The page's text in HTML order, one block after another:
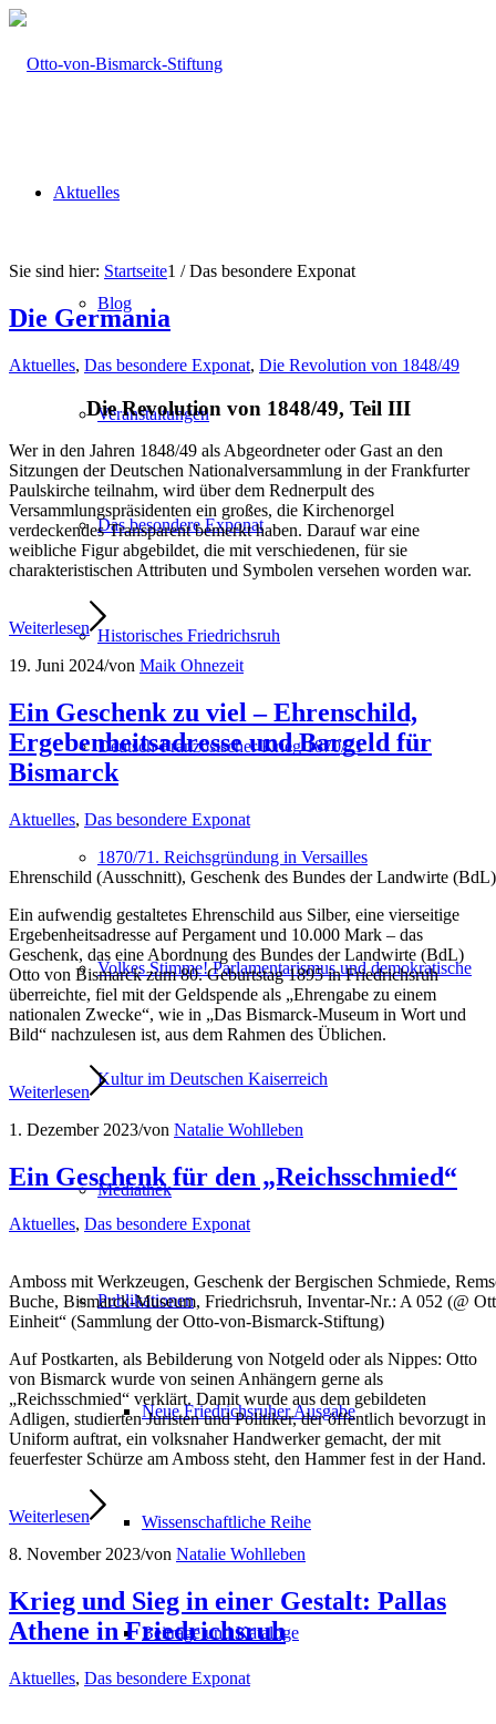
Aktuelles
Blog
Veranstaltungen
Das besondere Exponat
Historisches Friedrichsruh
Deutsch-Französischer Krieg 1870/71
1870/71. Reichsgründung in Versailles
Volkes Stimme! Parlamentarismus und demokratische
Kultur im Deutschen Kaiserreich
Mediathek
Publikationen
Neue Friedrichsruher Ausgabe
Wissenschaftliche Reihe
Beiträge und Kataloge
Sie sind hier: Startseite1 / Das besondere Exponat
Die Germania
Aktuelles, Das besondere Exponat, Die Revolution von 1848/49
Die Revolution von 1848/49, Teil III
Wer in den Jahren 1848/49 als Abgeordneter oder Gast an den
Sitzungen der Deutschen Nationalversammlung in der Frankfurter
Paulskirche teilnahm, wird über dem Rednerpult des
Versammlungspräsidenten ein großes, die Kirchenorgel
verdeckendes Transparent bemerkt haben. Darauf war eine
weibliche Figur abgebildet, die mit verschiedenen, für sie
charakteristischen Attributen und Symbolen versehen worden war.
Weiterlesen
19. Juni 2024/von Maik Ohnezeit
Ein Geschenk zu viel – Ehrenschild,
Ergebenheitsadresse und Bargeld für
Bismarck
Aktuelles, Das besondere Exponat
Ehrenschild (Ausschnitt), Geschenk des Bundes der Landwirte
Ein aufwendig gestaltetes Ehrenschild aus Silber, eine vierseitige
Ergebenheitsadresse auf Pergament und 10.000 Mark – das
Geschenk, das eine Abordnung des Bundes der Landwirte (BdL)
Otto von Bismarck zum 80. Geburtstag 1895 in Friedrichsruh
überreichte, fiel mit der Geldspende als „Ehrengabe zu einem
nationalen Zwecke“, wie in „Das Bismarck-Museum in Wort und
Bild“ nachzulesen ist, aus dem Rahmen des Üblichen.
Weiterlesen
1. Dezember 2023/von Natalie Wohlleben
Ein Geschenk für den „Reichsschmied“
Aktuelles, Das besondere Exponat
Amboss mit Werkzeugen, Geschenk der Bergischen Schmiede,
Buche, Bismarck-Museum, Friedrichsruh, Inventar-Nr.: A 052 (@
Einheit“ (Sammlung der Otto-von-Bismarck-Stiftung)
Auf Postkarten, als Bebilderung von Notgeld oder als Nippes: Otto
von Bismarck wurde von seinen Anhängern gerne als
„Reichsschmied“ verklärt. Damit wurde aus dem gebildeten
Adligen, studierten Juristen und Politiker, der öffentlich bevorzugt in
Uniform auftrat, ein volksnaher Handwerker gemacht, der mit
feuerfester Schürze am Amboss steht, den Hammer fest in der Hand.
Weiterlesen
8. November 2023/von Natalie Wohlleben
Krieg und Sieg in einer Gestalt: Pallas
Athene in Friedrichsruh
Aktuelles, Das besondere Exponat